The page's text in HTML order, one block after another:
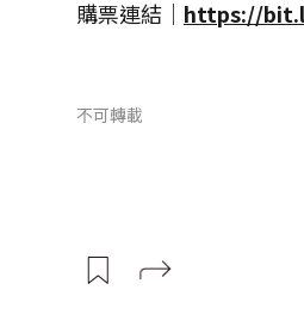
購票連結｜ https://
不可轉載